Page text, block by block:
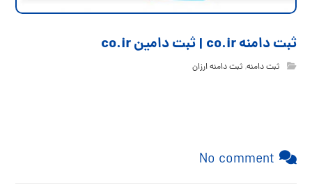
ثبت دامنه co.ir | ثبت دامین co.ir
ثبت دامنه, ثبت دامنه ارزان
No comment